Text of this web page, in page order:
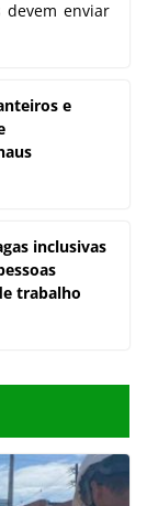
devem enviar
e
inclusivas
trabalho